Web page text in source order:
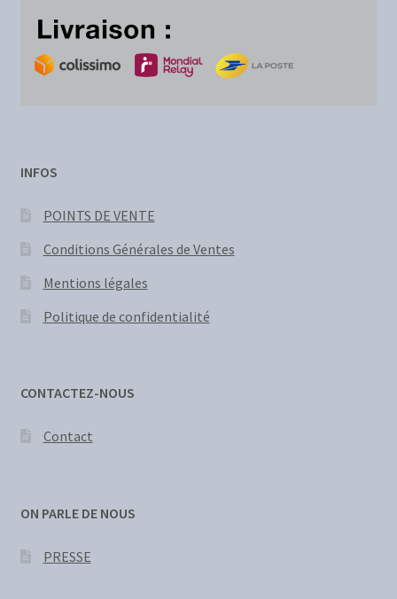
INFOS
POINTS DE VENTE
Conditions Générales de Ventes
Mentions légales
Politique de confidentialité
CONTACTEZ-NOUS
Contact
ON PARLE DE NOUS
PRESSE